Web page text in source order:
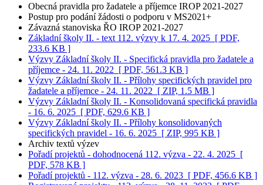
Obecná pravidla pro žadatele a příjemce IROP 2021-2027
Postup pro podání žádosti o podporu v MS2021+
Závazná stanoviska ŘO IROP 2021-2027
Základní školy II. - text 112. výzvy k 17. 4. 2025 [ PDF,
233.6 KB ]
Výzvy Základní školy II. - Specifická pravidla pro žadatele a
příjemce - 24. 11. 2022 [ PDF, 561.3 KB ]
Výzvy Základní školy II. - Přílohy specifických pravidel pro
žadatele a příjemce - 24. 11. 2022 [ ZIP, 1.5 MB ]
Výzvy Základní školy II. - Konsolidovaná specifická pravidla
- 16. 6. 2025 [ PDF, 629.6 KB ]
Výzvy Základní školy II. - Přílohy konsolidovaných
specifických pravidel - 16. 6. 2025 [ ZIP, 995 KB ]
Archiv textů výzev
Pořadí projektů - dohodnocená 112. výzva - 22. 4. 2025 [
PDF, 578 KB ]
Pořadí projektů - 112. výzva - 28. 6. 2023 [ PDF, 456.6 KB ]